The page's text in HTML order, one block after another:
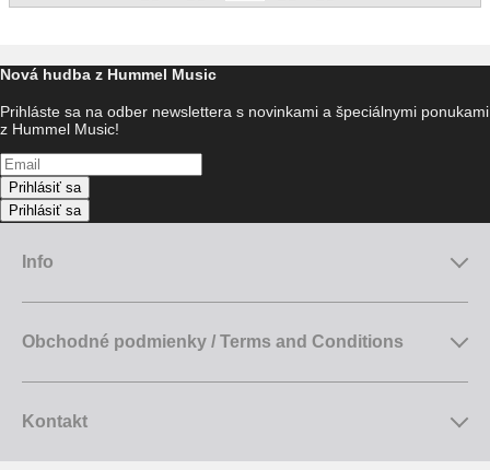
Nová hudba z Hummel Music
Prihláste sa na odber newslettera s novinkami a špeciálnymi ponukami
z Hummel Music!
Prihlásiť sa
Prihlásiť sa
Info
Obchodné podmienky / Terms and Conditions
Kontakt